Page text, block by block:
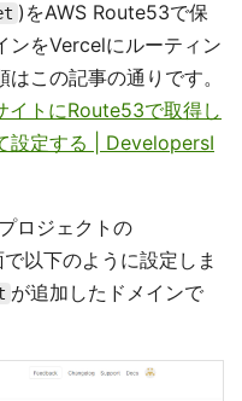
)をAWS Route53で保
ンをVercelにルーティン
この記事の通りです。
イトにRoute53で取得し
設定する | DevelopersI
ロジェクトの
以下のように設定しま
が追加したドメインで